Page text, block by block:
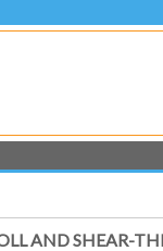
AND SHEAR-